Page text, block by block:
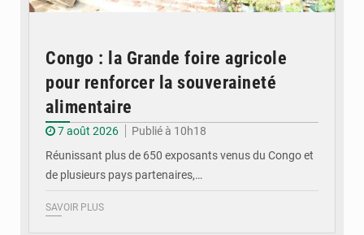
Congo : la Grande foire agricole
pour renforcer la souveraineté
alimentaire
7 août 2026
Publié à 10h18
Réunissant plus de 650 exposants venus du Congo et
de plusieurs pays partenaires,…
SAVOIR PLUS